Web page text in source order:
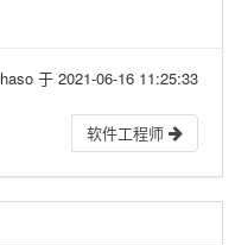
于 2021-06-16 11:25:33
软件工程师